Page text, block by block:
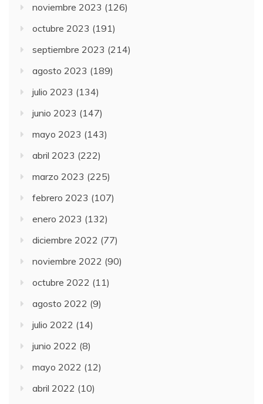
noviembre 2023 (126)
octubre 2023 (191)
septiembre 2023 (214)
agosto 2023 (189)
julio 2023 (134)
junio 2023 (147)
mayo 2023 (143)
abril 2023 (222)
marzo 2023 (225)
febrero 2023 (107)
enero 2023 (132)
diciembre 2022 (77)
noviembre 2022 (90)
octubre 2022 (11)
agosto 2022 (9)
julio 2022 (14)
junio 2022 (8)
mayo 2022 (12)
abril 2022 (10)